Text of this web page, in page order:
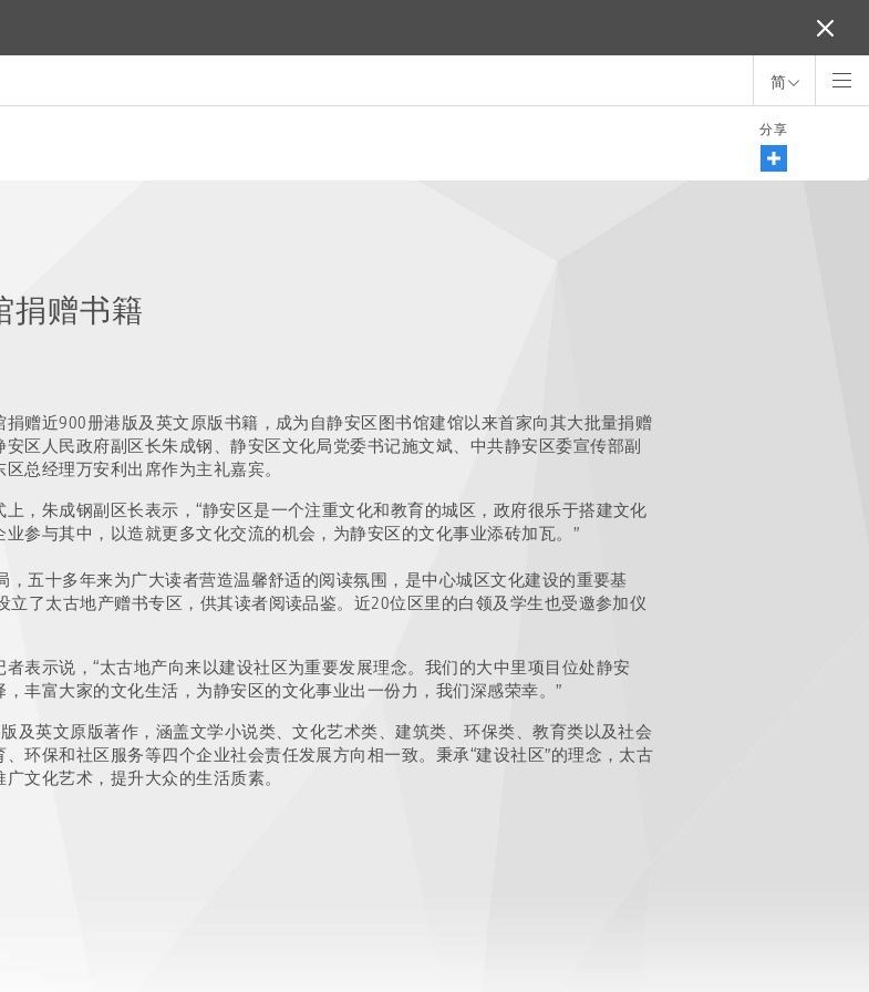
简
分享
捐赠书籍
赠近900册港版及英文原版书籍，成为自静安区图书馆建馆以来首家向其大批量捐赠
区人民政府副区长朱成钢、静安区文化局党委书记施文斌、中共静安区委宣传部副
总经理万安利出席作为主礼嘉宾。
，朱成钢副区长表示，“静安区是一个注重文化和教育的城区，政府很乐于搭建文化
参与其中，以造就更多文化交流的机会，为静安区的文化事业添砖加瓦。”
，五十多年来为广大读者营造温馨舒适的阅读氛围，是中心城区文化建设的重要基
了太古地产赠书专区，供其读者阅读品鉴。近20位区里的白领及学生也受邀参加仪
表示说，“太古地产向来以建设社区为重要发展理念。我们的大中里项目位处静安
丰富大家的文化生活，为静安区的文化事业出一份力，我们深感荣幸。”
及英文原版著作，涵盖文学小说类、文化艺术类、建筑类、环保类、教育类以及社会
环保和社区服务等四个企业社会责任发展方向相一致。秉承“建设社区”的理念，太古
文化艺术，提升大众的生活质素。